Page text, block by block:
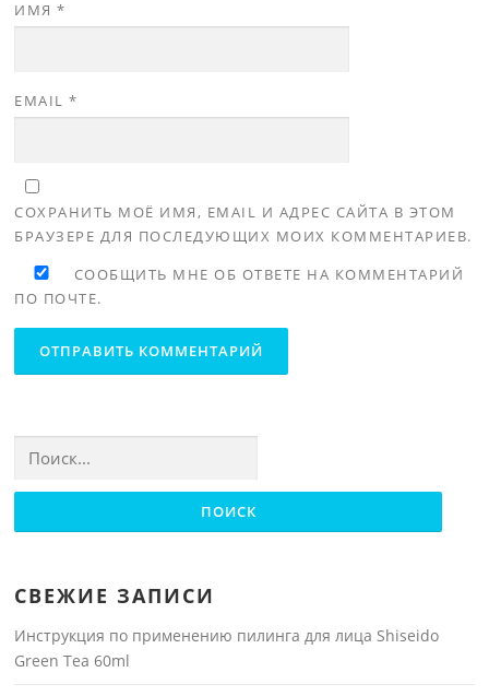
ИМЯ*
EMAIL*
СОХРАНИТЬ МОЁ ИМЯ, EMAIL И АДРЕС САЙТА В ЭТОМ
БРАУЗЕРЕ ДЛЯ ПОСЛЕДУЮЩИХ МОИХ КОММЕНТАРИЕВ.
СООБЩИТЬ МНЕ ОБ ОТВЕТЕ НА КОММЕНТАРИЙ
ПО ПОЧТЕ.
СВЕЖИЕ ЗАПИСИ
Инструкция по применению пилинга для лица Shiseido
Green Tea 60ml